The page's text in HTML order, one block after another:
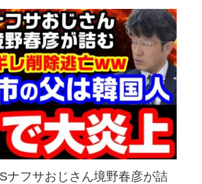
ナフサおじさん境野春彦が詰